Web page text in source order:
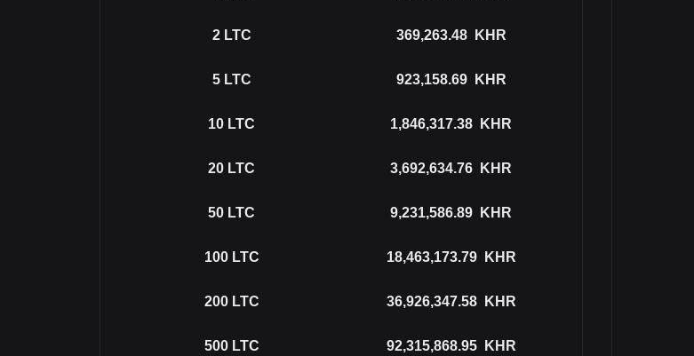
2 LTC 369,263.48 KHR
5 LTC 923,158.69 KHR
10 LTC 1,846,317.38 KHR
20 LTC 3,692,634.76 KHR
50 LTC 9,231,586.89 KHR
100 LTC 18,463,173.79 KHR
200 LTC 36,926,347.58 KHR
500 LTC 92,315,868.95 KHR